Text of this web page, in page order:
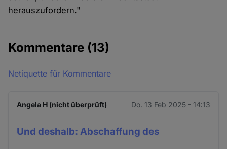
herauszufordern."
Kommentare (13)
Netiquette für Kommentare
Angela H (nicht überprüft) Do. 13 Feb 2025 - 14:13
Und deshalb: Abschaffung des